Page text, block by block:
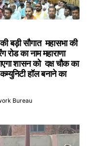
बड़ी सौगात महासभा की
का नाम महाराणा
शासन को दक्ष चौक का
हॉल बनाने का
Bureau